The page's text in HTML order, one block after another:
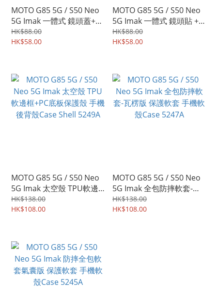
MOTO G85 5G / S50 Neo
5G Imak 一體式 鏡頭蓋+玻
璃鏡頭保護貼 曜黑版 強化
鋼化玻璃貼膜 5292A
HK$88.00
HK$58.00
MOTO G85 5G / S50 Neo
5G Imak 一體式 鏡頭貼 +
鏡頭蓋 鏡頭防爆保護貼 強
化鋼化玻璃貼膜 5264A
HK$88.00
HK$58.00
MOTO G85 5G / S50 Neo
5G Imak 太空殼 TPU軟邊
框+PC底板保護殼 手機後背
殼Case Shell 5249A
HK$138.00
HK$108.00
MOTO G85 5G / S50 Neo
5G Imak 全包防摔軟套-瓦
楞版 保護軟套 手機軟殼
Case 5247A
HK$138.00
HK$108.00